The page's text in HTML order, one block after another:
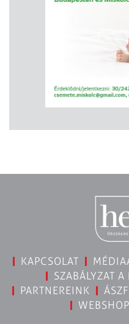
KAPCSOLAT
SZABÁLYZAT A
PARTNEREINK
ÁSZF